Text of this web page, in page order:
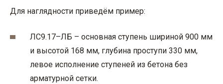
Для наглядности приведём пример:
ЛС9.17–ЛБ – основная ступень шириной 900 мм
и высотой 168 мм, глубина проступи 330 мм,
левое исполнение ступеней из бетона без
арматурной сетки.